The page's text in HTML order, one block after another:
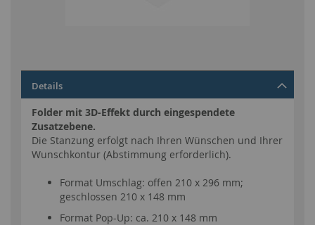
Anfang
Bildgalerie
springen
Details
Folder mit 3D-Effekt durch eingespendete
Zusatzebene.
Die Stanzung erfolgt nach Ihren Wünschen und Ihrer
Wunschkontur (Abstimmung erforderlich).
Format Umschlag: offen 210 x 296 mm;
geschlossen 210 x 148 mm
Format Pop-Up: ca. 210 x 148 mm